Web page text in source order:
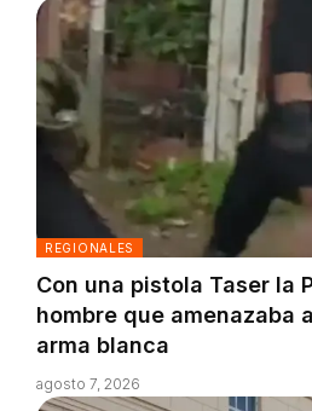
REGIONALES
Con una pistola Taser la
hombre que amenazaba
arma blanca
agosto 7, 2026